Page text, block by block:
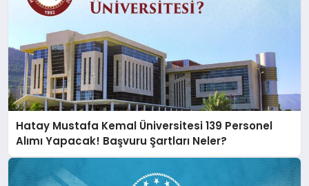
Hatay Mustafa Kemal Üniversitesi 139 Personel
Alımı Yapacak! Başvuru Şartları Neler?